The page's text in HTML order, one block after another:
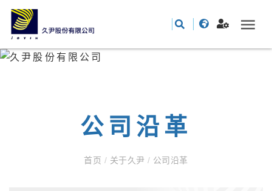
公司沿革
首页 / 关于久尹 / 公司沿革